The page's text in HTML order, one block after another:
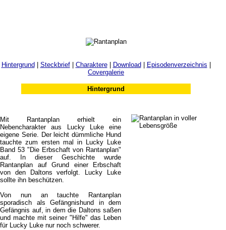
Hintergrund Steckbrief| Charaktere| Download Episodenverzeichnis
Covergalerie
Hintergrund
Mit Rantanplan erhielt ein
Nebencharakter aus Lucky Luke eine
eigene Serie. Der leicht dümmliche Hund
tauchte zum ersten mal in Lucky Luke
Band 53 "Die Erbschaft von Rantanplan"
auf. In dieser Geschichte wurde
Rantanplan auf Grund einer Erbschaft
von den Daltons verfolgt. Lucky Luke
sollte ihn beschützen.
Von nun an tauchte Rantanplan
sporadisch als Gefängnishund in dem
Gefängnis auf, in dem die Daltons saßen
und machte mit seiner "Hilfe" das Leben
für Lucky Luke nur noch schwerer.